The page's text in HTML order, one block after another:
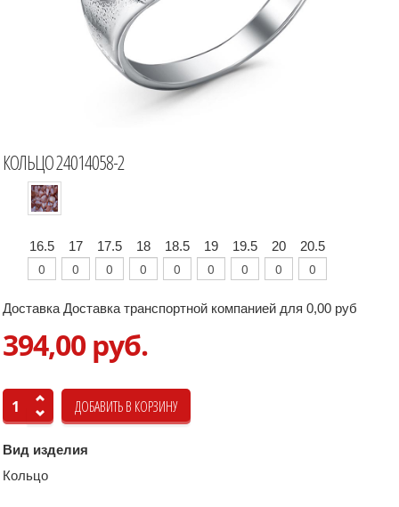
КОЛЬЦО 24014058-2
16.5 17 17.5 18 18.5 19 19.5 20 20.5
Доставка Доставка транспортной компанией для 0,00 руб
394,00 руб.
Вид изделия
Кольцо